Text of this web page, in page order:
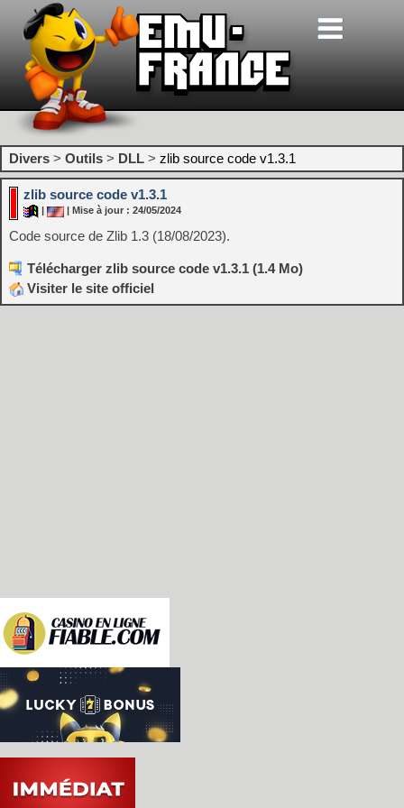
Divers > Outils > DLL > zlib source code v1.3.1
zlib source code v1.3.1
| Mise à jour : 24/05/2024
Code source de Zlib 1.3 (18/08/2023).
Télécharger zlib source code v1.3.1 (1.4 Mo)
Visiter le site officiel